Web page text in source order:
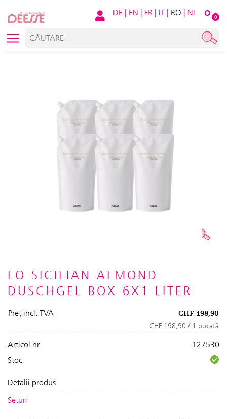
O 0
DE | EN | FR | IT | RO | NL
LO SICILIAN ALMOND
DUSCHGEL BOX 6X1 LITER
Preț incl. TVA CHF 198,90
CHF 198,90 / 1 bucată
Articol nr.
127530
Stoc
Detalii produs
Seturi